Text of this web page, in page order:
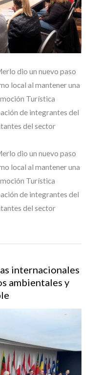
dio un nuevo paso
local al mantener una
Turística
de integrantes del
del sector
dio un nuevo paso
local al mantener una
Turística
de integrantes del
del sector
internacionales
ambientales y